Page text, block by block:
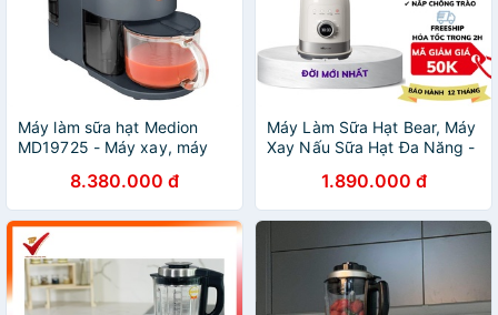
Máy làm sữa hạt Medion
MD19725 - Máy xay, máy
8.380.000 đ
Máy Làm Sữa Hạt Bear, Máy
Xay Nấu Sữa Hạt Đa Năng -
- Bear_Bảo Hành 1 Năm
1.890.000 đ